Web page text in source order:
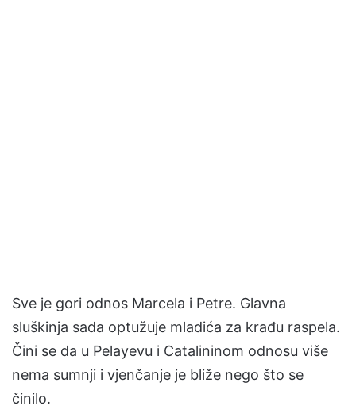
Sve je gori odnos Marcela i Petre. Glavna
sluškinja sada optužuje mladića za krađu raspela.
Čini se da u Pelayevu i Catalininom odnosu više
nema sumnji i vjenčanje je bliže nego što se
činilo.